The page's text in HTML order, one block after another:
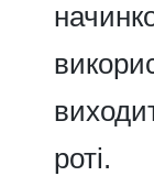
роті.